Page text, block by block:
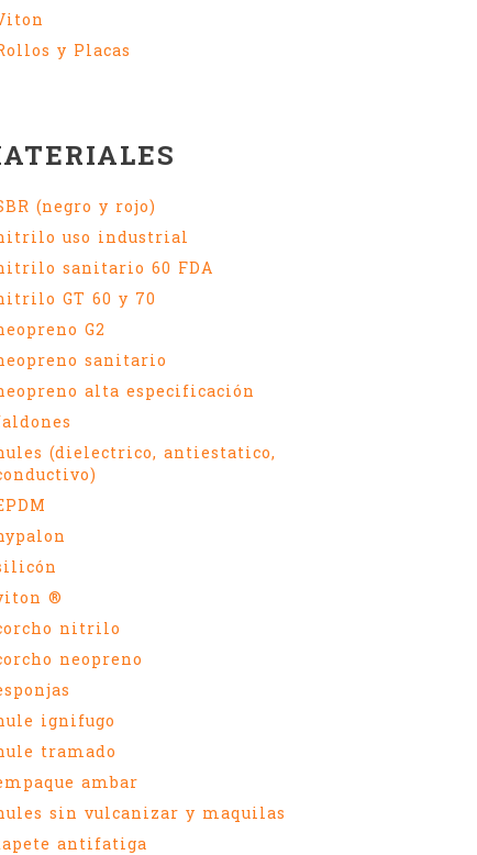
y Placas
(negro y rojo)
uso industrial
sanitario 60 FDA
GT 60 y 70
G2
sanitario
alta especificación
(dielectrico, antiestatico,
®
nitrilo
neopreno
ignifugo
tramado
ambar
sin vulcanizar y maquilas
antifatiga